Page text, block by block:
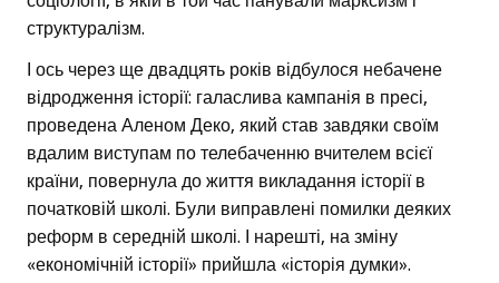
структуралізм.
І ось через ще двадцять років відбулося небачене
відродження історії: галаслива кампанія в пресі,
проведена Аленом Деко, який став завдяки своїм
вдалим виступам по телебаченню вчителем всієї
країни, повернула до життя викладання історії в
початковій школі. Були виправлені помилки деяких
реформ в середній школі. І нарешті, на зміну
«економічній історії» прийшла «історія думки».